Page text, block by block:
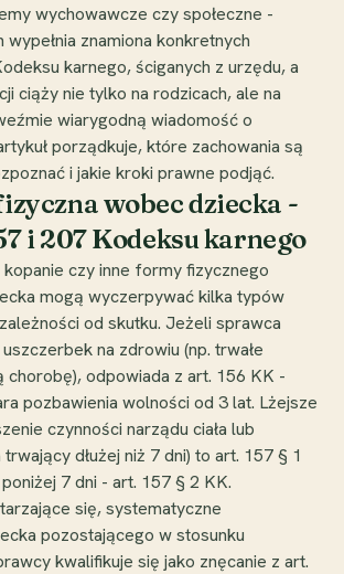
wychowawcze czy społeczne -
znamiona konkretnych
karnego, ściganych z urzędu, a
ciąży nie tylko na rodzicach, ale na
wiarygodną wiadomość o
porządkuje, które zachowania są
i jakie kroki prawne podjąć.
wobec dziecka -
i 207 Kodeksu karnego
kopanie czy inne formy fizycznego
mogą wyczerpywać kilka typów
od skutku. Jeżeli sprawca
na zdrowiu (np. trwałe
chorobę), odpowiada z art. 156 KK -
pozbawienia wolności od 3 lat. Lżejsze
czynności narządu ciała lub
dłużej niż 7 dni) to art. 157 § 1
7 dni - art. 157 § 2 KK.
się, systematyczne
pozostającego w stosunku
kwalifikuje się jako znęcanie z art.